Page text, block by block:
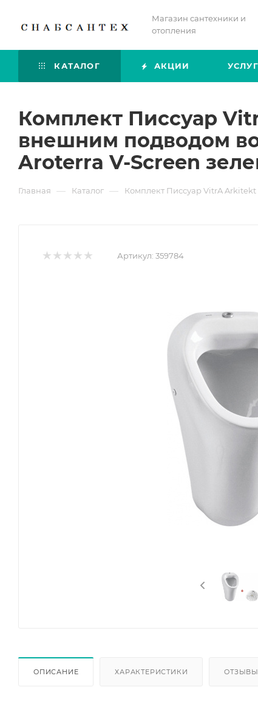
Магазин сантехники и
отопления
КАТАЛОГ АКЦИИ
Комплект Писсуар
внешним подводом
Aroterra V-Screen
Главная — Каталог — Комплект Писсуар VitrA Arkitekt
Артикул: 359784
ОПИСАНИЕ ХАРАКТЕРИСТИКИ ОТЗЫВЫ